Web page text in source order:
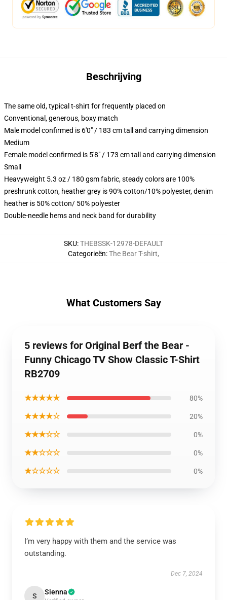
Beschrijving
The same old, typical t-shirt for frequently placed on
Conventional, generous, boxy match
Male model confirmed is 6'0" / 183 cm tall and carrying dimension
Medium
Female model confirmed is 5'8" / 173 cm tall and carrying dimension
Small
Heavyweight 5.3 oz / 180 gsm fabric, steady colors are 100%
preshrunk cotton, heather grey is 90% cotton/10% polyester, denim
heather is 50% cotton/ 50% polyester
Double-needle hems and neck band for durability
SKU:THEBSSK-12978-DEFAULT
Categorieën:The Bear T-shirt,
What Customers Say
5 reviews for Original Berf the Bear -
Funny Chicago TV Show Classic T-Shirt
RB2709
★★★★★ 80%
★★★★☆ 20%
★★★☆☆ 0%
★★☆☆☆ 0%
★☆☆☆☆ 0%
I’m very happy with them and the service was
outstanding.
Dec 7, 2024
S Sienna